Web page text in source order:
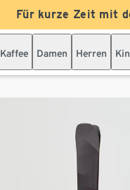
Für kurze Zeit mit
Kaffee Damen Herren